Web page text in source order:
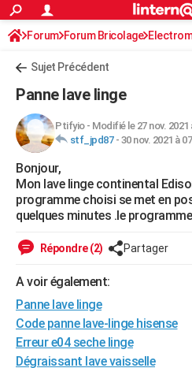
ACTUALITÉS
Politique
Société
Faits Divers
Education
Monde
Villes
+
FINANCE
Retraite
Impôts
Epargne
Immobilier
Risques naturels par ville
Banque
Assurance
Crédit
AUTO
Essais
Réserver un essai
Citadines
Berlines
SUV
Forum auto
+HIGH-TECH
Mobiles
Meilleur smartphone
Internet
Ordinateurs
Jeux vidéo
Guide high-tech
+BRICOLAGE
Forum
Aménagement intérieur
Extérieur
Cuisine
Salle de bains
Jardinage
Rangement
WEEK-END
LIFESTYLE
Art de vivre
Bien-être
Loisirs
Mode
Modes de vie
SANTE
Alimentation
Guide de la santé
Maladies
Médicaments
Sommeil
VOYAGE
Forum Forum Bricolage
Sujet Précédent
Panne lave linge
Ptifyio- Modifié le 27 nov. 2021
stf_jpd87- 30 nov. 2021 à
Bonjour,
Mon lave linge continental
programme choisi se met en
quelques minutes .le
Répondre (2) Partager
A voir également:
Panne lave linge
Code panne lave-linge hisense
Erreur e04 seche linge
Dégraissant lave vaisselle